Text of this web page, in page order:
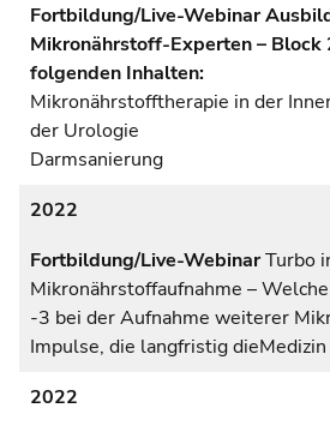
Fortbildung/Live-Webinar
Mikronährstoff-Experten – Block
folgenden Inhalten:
Mikronährstofftherapie in der
der Urologie
Darmsanierung
2022
Fortbildung/Live-WebinarTurbo
Mikronährstoffaufnahme –
-3 bei der Aufnahme weiterer
Impulse, die langfristig
2022